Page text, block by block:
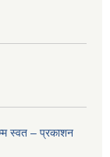
स्वत – प्रकाशन